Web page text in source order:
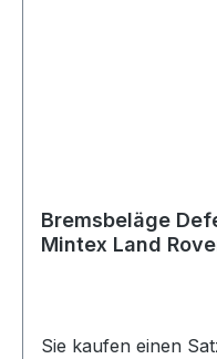
Bremsbeläge
Mintex Land
Sie kaufen einen